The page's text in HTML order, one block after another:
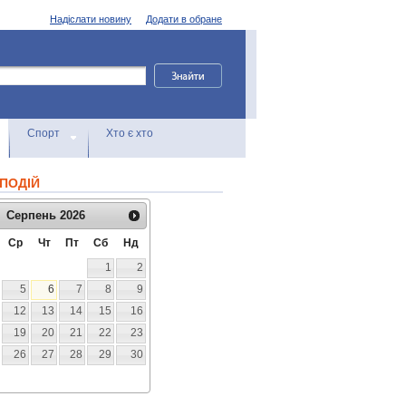
Додати в обране
Надіслати новину
Спорт Хто є хто
Серпень 2026
Ср Чт Пт Сб
Нд
1
2
5 6 7 8
9
12 13 14 15
16
19 20 21 22
23
26 27 28 29
30